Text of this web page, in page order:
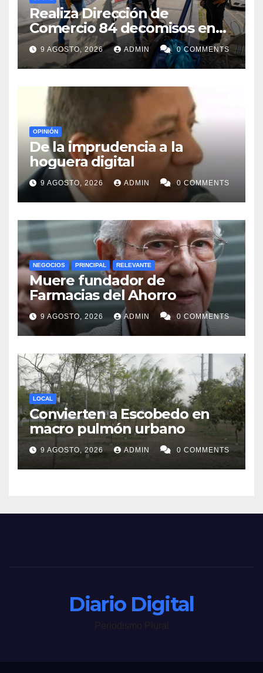
Realiza Dirección de
Comercio 84 decomisos en
Centro de Monterrey
9 AGOSTO, 2026 ADMIN 0 COMMENTS
OPINIÓN
De la imprudencia a la
hoguera digital
9 AGOSTO, 2026 ADMIN 0 COMMENTS
NEGOCIOS PRINCIPAL RELEVANTE
Muere fundador de
Farmacias del Ahorro
9 AGOSTO, 2026 ADMIN 0 COMMENTS
LOCAL
Convierten a Escobedo en
macro pulmón urbano
9 AGOSTO, 2026 ADMIN 0 COMMENTS
Diario Digital